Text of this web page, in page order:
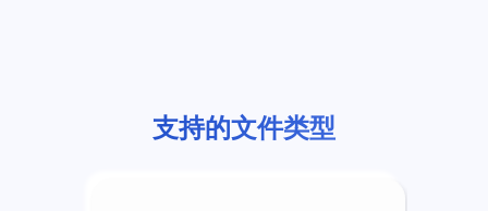
支持的文件类型